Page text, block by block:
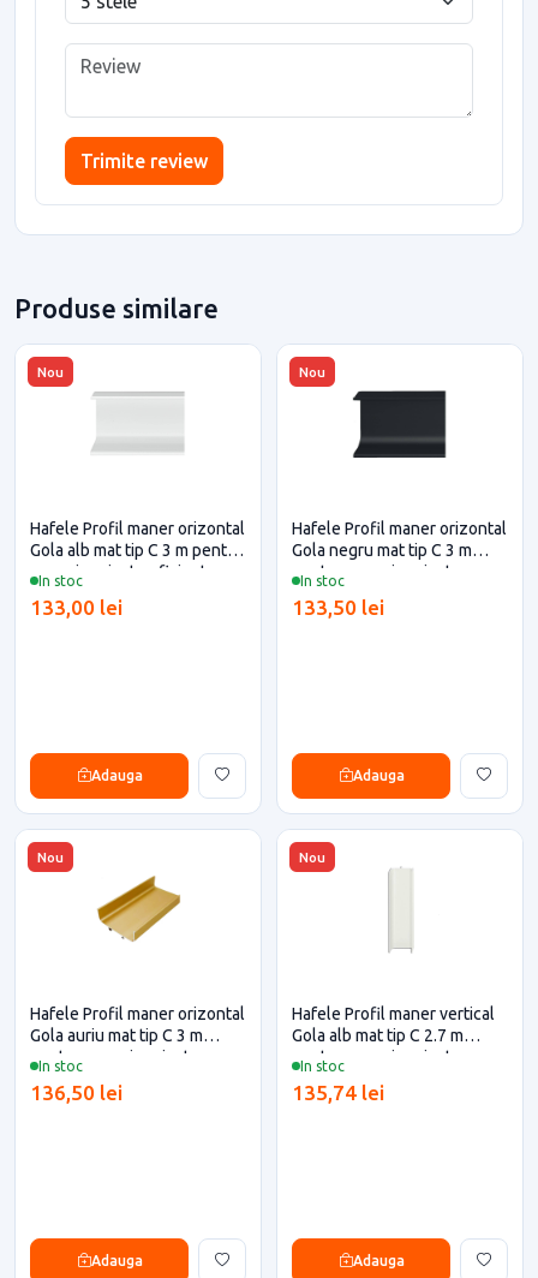
Trimite review
Produse similare
Nou
In stoc
Hafele Profil maner orizontal
Gola alb mat tip C 3 m pentru
casa si proiecte eficiente
133,00 lei
Adauga
Nou
In stoc
Hafele Profil maner orizontal
Gola negru mat tip C 3 m
pentru casa si proiecte
133,50 lei
Adauga
Nou
In stoc
Hafele Profil maner orizontal
Gola auriu mat tip C 3 m
pentru casa si proiecte
136,50 lei
Adauga
Nou
In stoc
Hafele Profil maner vertical
Gola alb mat tip C 2.7 m
pentru casa si proiecte
135,74 lei
Adauga